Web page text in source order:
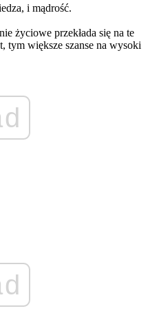
i mądrość.
życiowe przekłada się na te
tym większe szanse na wysoki